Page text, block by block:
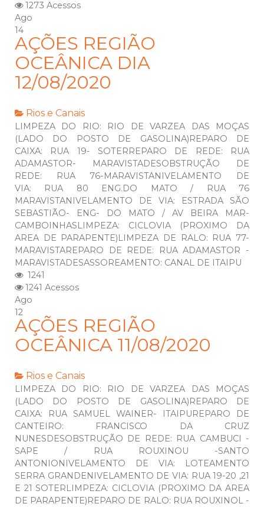
1273 Acessos
Ago
14
AÇÕES REGIÃO
OCEÂNICA DIA
12/08/2020
Rios e Canais
LIMPEZA DO RIO: RIO DE VARZEA DAS MOÇAS
(LADO DO POSTO DE GASOLINA)REPARO DE
CAIXA: RUA 19- SOTERREPARO DE REDE: RUA
ADAMASTOR- MARAVISTADESOBSTRUÇÃO DE
REDE: RUA 76-MARAVISTANIVELAMENTO DE
VIA: RUA 80 ENG.DO MATO / RUA 76
MARAVISTANIVELAMENTO DE VIA: ESTRADA SÃO
SEBASTIÃO- ENG- DO MATO / AV BEIRA MAR-
CAMBOINHASLIMPEZA: CICLOVIA (PROXIMO DA
AREA DE PARAPENTE)LIMPEZA DE RALO: RUA 77-
MARAVISTAREPARO DE REDE: RUA ADAMASTOR -
MARAVISTADESASSOREAMENTO: CANAL DE ITAIPU
1241
1241 Acessos
Ago
12
AÇÕES REGIÃO
OCEÂNICA 11/08/2020
Rios e Canais
LIMPEZA DO RIO: RIO DE VARZEA DAS MOÇAS
(LADO DO POSTO DE GASOLINA)REPARO DE
CAIXA: RUA SAMUEL WAINER- ITAIPUREPARO DE
CANTEIRO: FRANCISCO DA CRUZ
NUNESDESOBSTRUÇÃO DE REDE: RUA CAMBUCI -
SAPE / RUA ROUXINOU -SANTO
ANTONIONIVELAMENTO DE VIA: LOTEAMENTO
SERRA GRANDENIVELAMENTO DE VIA: RUA 19-20 ,21
E 21 SOTERLIMPEZA: CICLOVIA (PROXIMO DA AREA
DE PARAPENTE)REPARO DE RALO: RUA ROUXINOL -